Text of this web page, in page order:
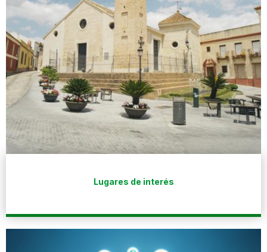
Lugares de interés